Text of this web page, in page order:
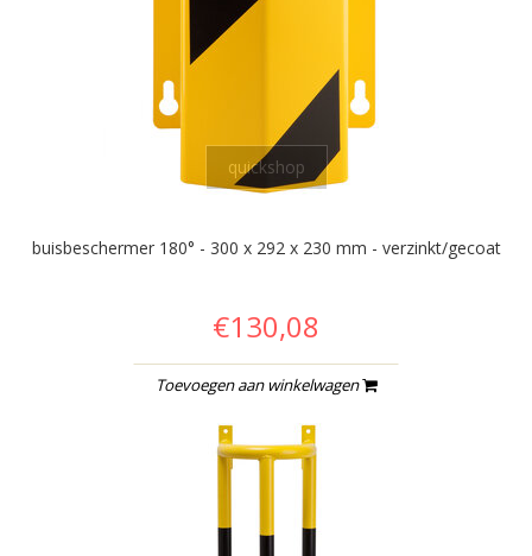
quickshop
buisbeschermer 180° - 300 x 292 x 230 mm - verzinkt/gecoat
€130,08
Toevoegen aan winkelwagen